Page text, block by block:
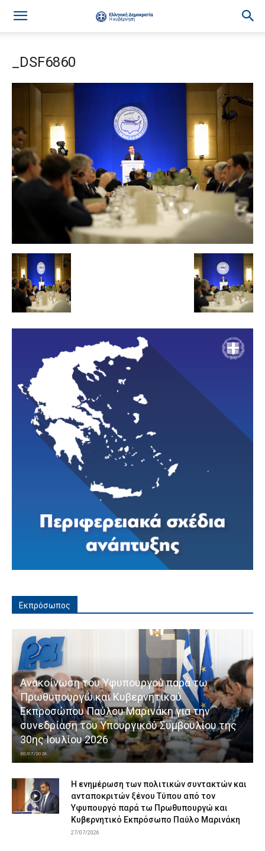
_DSF6860
Εκπρόσωπος
Ανακοίνωση του Υφυπουργού παρά τω
Πρωθυπουργώ και Κυβερνητικού
Εκπροσώπου Παύλου Μαρινάκη για την
συνεδρίαση του Υπουργικού Συμβουλίου της
30ης Ιουλίου 2026
30/07/2026
Η ενημέρωση των πολιτικών συντακτών και
ανταποκριτών ξένου Τύπου από τον
Υφυπουργό παρά τω Πρωθυπουργώ και
Κυβερνητικό Εκπρόσωπο Παύλο Μαρινάκη
27/07/2026